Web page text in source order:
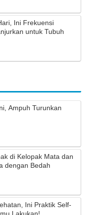
Ini Frekuensi
untuk Tubuh
Ampuh Turunkan
di Kelopak Mata dan
dengan Bedah
Ini Praktik Self-